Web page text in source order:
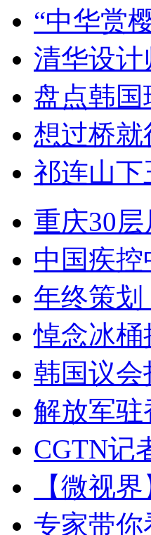
“中华赏
清华设
盘点韩国
想过桥就
祁连山
重庆30
中国疾
年终策划
悼念冰桶
韩国议
解放军
CGTN记
【微视
专家带